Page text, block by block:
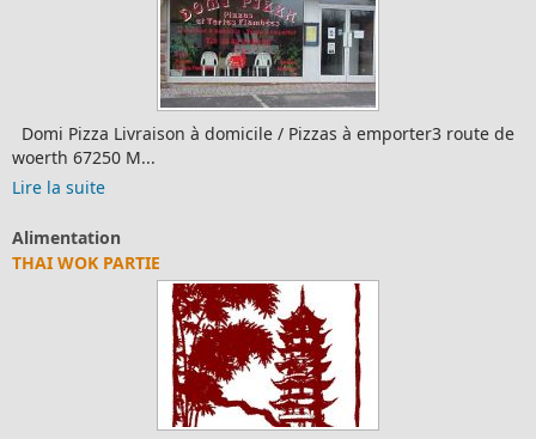
Livraison à domicile / Pizzas à emporter3 route de
67250 M...
suite
PARTIE